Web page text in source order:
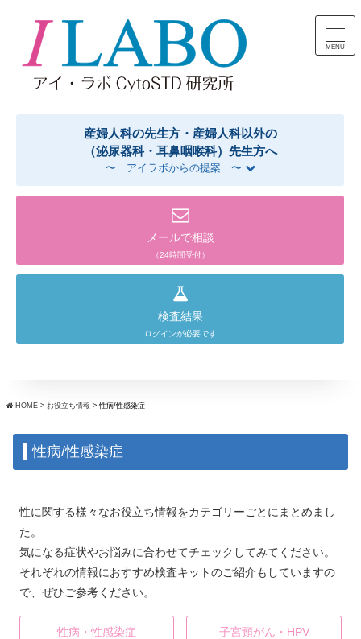
コンテンツへスキップ
産婦人科の先生方・産婦人科以外の
（泌尿器科・耳鼻咽喉科）先生方へ
〜 アイラボからの提案 〜
メールで相談
（24時間受付）
検査結果
ログインが必要です
HOME> お役立ち情報 >性病/性感染症
性病/性感染症
性に関する様々なお役立ち情報をカテゴリーごとにまとめまし
た。
気になる症状やお悩みに合わせてチェックしてみてください。
それぞれの情報におすすめ検査キットのご紹介もしていますの
で、ぜひご参考ください。
性病・性感染症 子宮頸がん・HPV